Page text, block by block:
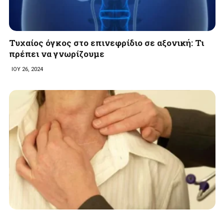
Τυχαίος όγκος στο επινεφρίδιο σε αξονική: Τι
πρέπει να γνωρίζουμε
ΙΟΥ 26, 2024